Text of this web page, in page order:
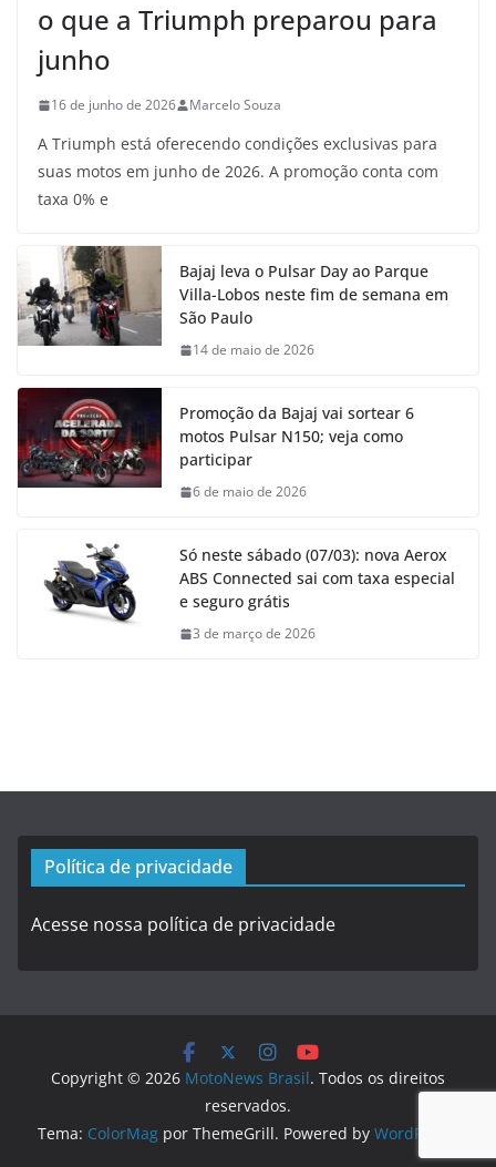
o que a Triumph preparou para
junho
16 de junho de 2026 Marcelo Souza
A Triumph está oferecendo condições exclusivas para
suas motos em junho de 2026. A promoção conta com
taxa 0% e
Bajaj leva o Pulsar Day ao Parque
Villa-Lobos neste fim de semana em
São Paulo
14 de maio de 2026
Promoção da Bajaj vai sortear 6
motos Pulsar N150; veja como
participar
6 de maio de 2026
Só neste sábado (07/03): nova Aerox
ABS Connected sai com taxa especial
e seguro grátis
3 de março de 2026
Política de privacidade
Acesse nossa política de privacidade
Copyright © 2026 MotoNews Brasil. Todos os direitos
reservados.
Tema: ColorMag por ThemeGrill. Powered by WordPress